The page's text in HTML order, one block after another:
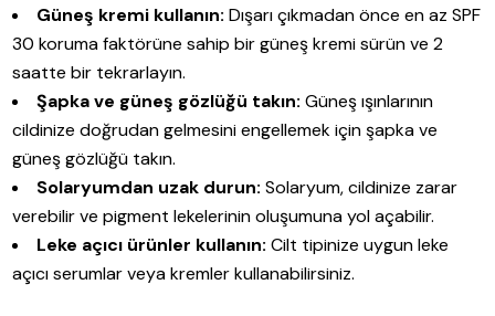
Güneş kremi kullanın: Dışarı çıkmadan önce en az SPF
30 koruma faktörüne sahip bir güneş kremi sürün ve 2
saatte bir tekrarlayın.
Şapka ve güneş gözlüğü takın: Güneş ışınlarının
cildinize doğrudan gelmesini engellemek için şapka ve
güneş gözlüğü takın.
Solaryumdan uzak durun: Solaryum, cildinize zarar
verebilir ve pigment lekelerinin oluşumuna yol açabilir.
Leke açıcı ürünler kullanın: Cilt tipinize uygun leke
açıcı serumlar veya kremler kullanabilirsiniz.